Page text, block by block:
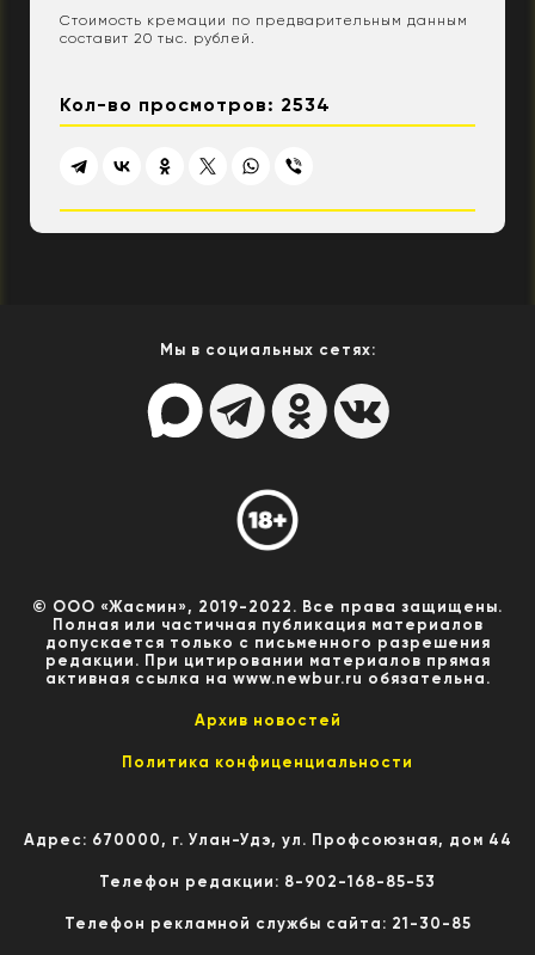
Стоимость кремации по предварительным данным
составит 20 тыс. рублей.
Кол-во просмотров: 2534
Мы в социальных сетях:
© ООО «Жасмин», 2019-2022. Все права защищены.
Полная или частичная публикация материалов
допускается только с письменного разрешения
редакции. При цитировании материалов прямая
активная ссылка на www.newbur.ru обязательна.
Архив новостей
Политика конфиценциальности
Адрес: 670000, г. Улан-Удэ, ул. Профсоюзная, дом 44
Телефон редакции: 8-902-168-85-53
Телефон рекламной службы сайта: 21-30-85